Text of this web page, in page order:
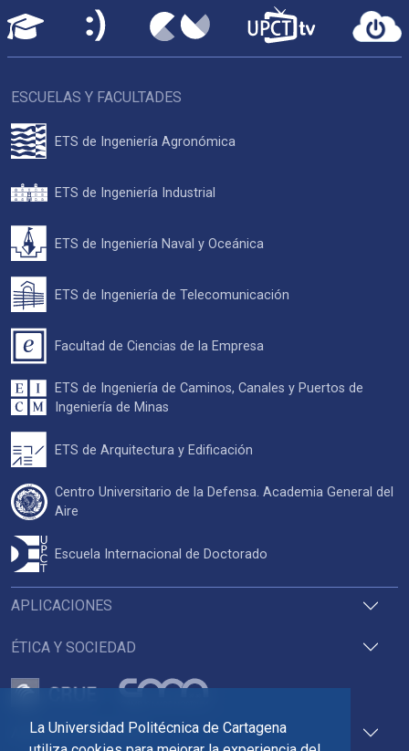
La Universidad Politécnica de Cartagena
ACCESOS DIRECTOS
APLICACIONES
ÉTICA Y SOCIEDAD
ESCUELAS Y FACULTADES
ETS de Ingeniería Agronómica
ETS de Ingeniería Industrial
ETS de Ingeniería Naval y Oceánica
ETS de Ingeniería de Telecomunicación
Facultad de Ciencias de la Empresa
ETS de Ingeniería de Caminos, Canales y Puertos de
Ingeniería de Minas
ETS de Arquitectura y Edificación
Centro Universitario de la Defensa. Academia General del
Aire
Escuela Internacional de Doctorado